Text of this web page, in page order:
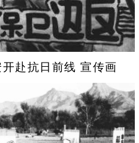
赴抗日前线 宣传画